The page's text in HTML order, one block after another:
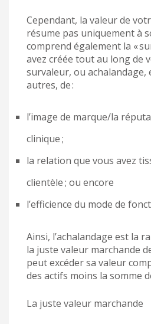
Cependant, la valeur de
résume pas uniquement à
comprend également la «
avez créée tout au long de
survaleur, ou achalandage,
autres, de :
l’image de marque/la
clinique ;
la relation que vous avez
clientèle ; ou encore
l’efficience du mode de
Ainsi, l’achalandage est la
la juste valeur marchande
peut excéder sa valeur
des actifs moins la somme
La juste valeur marchande